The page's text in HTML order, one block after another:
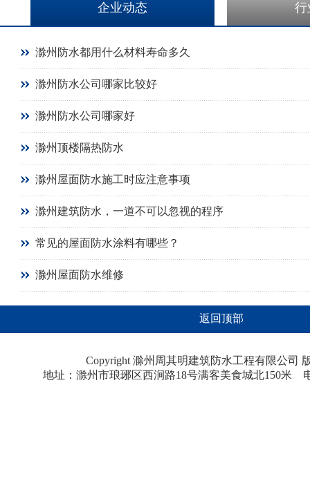
企业动态 行
滁州防水都用什么材料寿命多久
滁州防水公司哪家比较好
滁州防水公司哪家好
滁州顶楼隔热防水
滁州屋面防水施工时应注意事项
滁州建筑防水，一道不可以忽视的程序
常见的屋面防水涂料有哪些？
滁州屋面防水维修
返回顶部
Copyright 滁州周其明建筑防水工程有限公
地址：滁州市琅琊区西涧路18号满客美食城北150米